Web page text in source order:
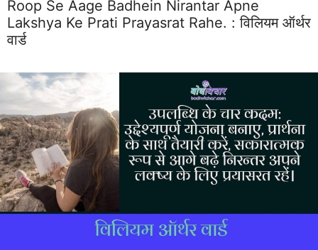
Roop Se Aage Badhein Nirantar Apne
Lakshya Ke Prati Prayasrat Rahe. :विलियम ऑर्थर
वार्ड